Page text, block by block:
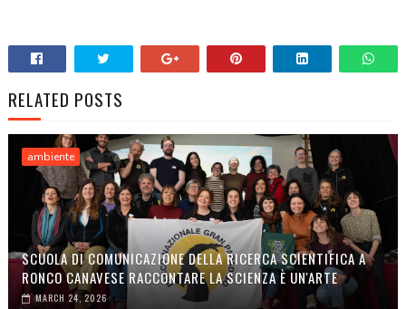
RELATED POSTS
ambiente
SCUOLA DI COMUNICAZIONE DELLA RICERCA SCIENTIFICA A
RONCO CANAVESE RACCONTARE LA SCIENZA È UN'ARTE
MARCH 24, 2026